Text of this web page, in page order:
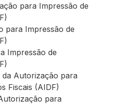
para Impressão de
para Impressão de
Impressão de
da Autorização para
Fiscais (AIDF)
para